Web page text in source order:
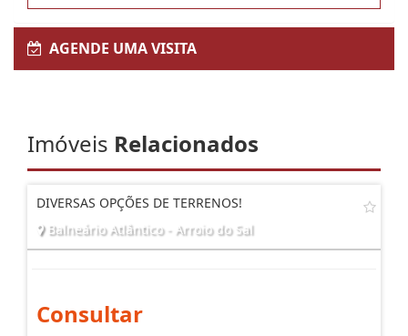
AGENDE UMA VISITA
Imóveis Relacionados
DIVERSAS OPÇÕES DE TERRENOS!
Balneário Atlântico - Arroio do Sal
Consultar